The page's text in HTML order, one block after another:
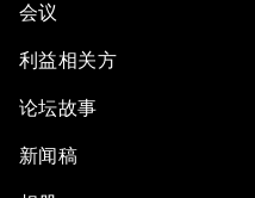
会议
利益相关方
论坛故事
新闻稿